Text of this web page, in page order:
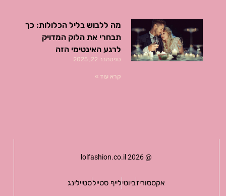
מה ללבוש בליל הכלולות: כך
תבחרי את הלוק המדויק
לרגע האינטימי הזה
ספטמבר 22, 2025
קרא עוד »
@ lolfashion.co.il 2026
אקססוריזביוטילייף סטיילסטיילינג